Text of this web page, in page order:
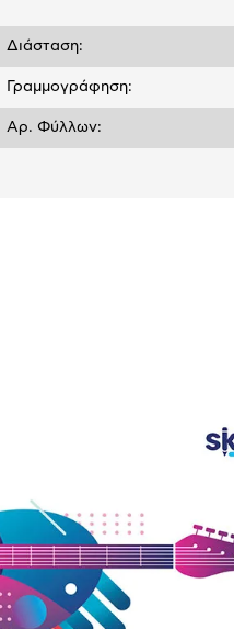
Διάσταση:
Γραμμογράφηση:
Αρ. Φύλλων: